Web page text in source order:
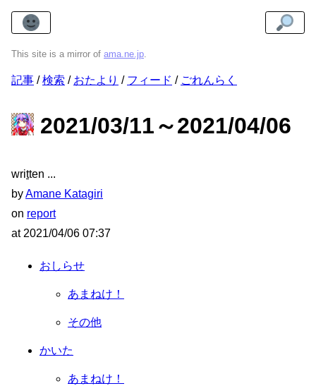
This site is a mirror of ama.ne.jp.
記事 検索 おたより フィード ごれんらく
2021/03/11～2021/04/06
written
byAmane Katagiri
on report
at 2021/04/06 07:37
おしらせ
あまねけ！
その他
かいた
あまねけ！